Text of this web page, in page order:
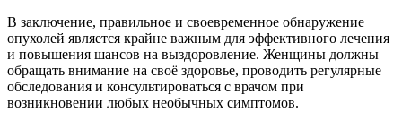
В заключение, правильное и своевременное обнаружение
опухолей является крайне важным для эффективного лечения
и повышения шансов на выздоровление. Женщины должны
обращать внимание на своё здоровье, проводить регулярные
обследования и консультироваться с врачом при
возникновении любых необычных симптомов.